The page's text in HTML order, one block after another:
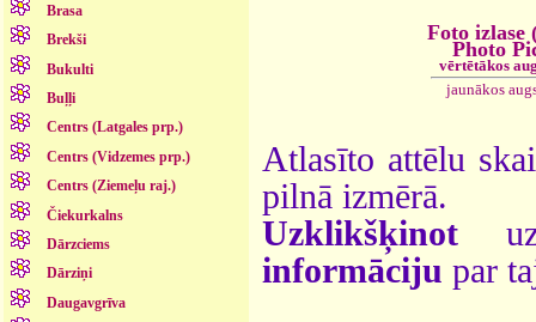
Brasa
Brekši
Bukulti
Buļļi
Centrs (Latgales prp.)
Centrs (Vidzemes prp.)
Centrs (Ziemeļu raj.)
Čiekurkalns
Dārzciems
Dārziņi
Daugavgrīva
Foto izlase
Photo
vērtētākos
jaunākos
Atlasīto attēlu
pilnā izmērā.
Uzklikšķinot
informāciju par